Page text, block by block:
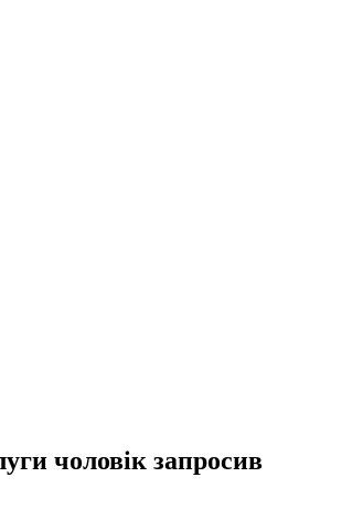
чоловік запросив